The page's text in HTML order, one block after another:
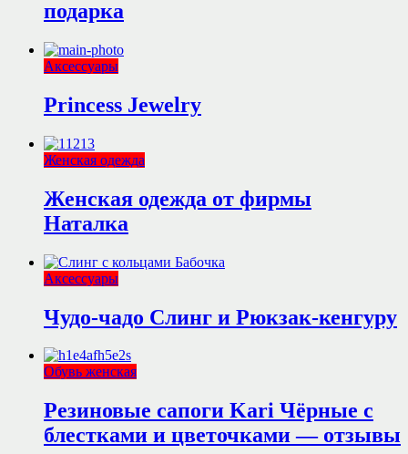
подарка
Аксессуары
Princess Jewelry
Женская одежда
Женская одежда от фирмы
Наталка
Аксессуары
Чудо-чадо Слинг и Рюкзак-кенгуру
Обувь женская
Резиновые сапоги Kari Чёрные с
блестками и цветочками — отзывы